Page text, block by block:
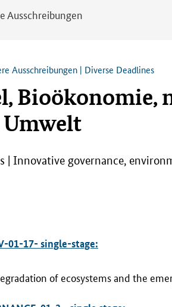
Ausschreibungen
Ausschreibungen | Diverse Deadlines
Bioökonomie,
| Innovative governance,
01-17- single-stage:
of ecosystems and the